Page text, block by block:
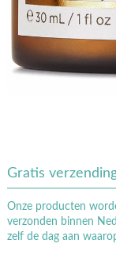
Gratis
Onze producten
verzonden binnen
zelf de dag aan